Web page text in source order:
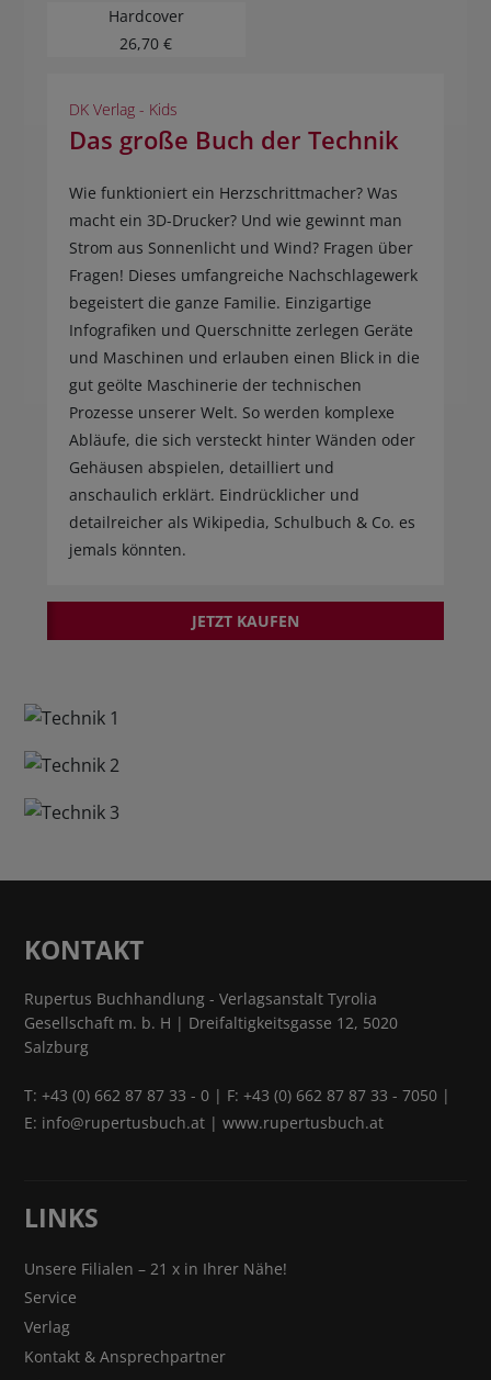
Hardcover
26,70 €
DK Verlag - Kids
Das große Buch der Technik
Wie funktioniert ein Herzschrittmacher? Was
macht ein 3D-Drucker? Und wie gewinnt man
Strom aus Sonnenlicht und Wind? Fragen über
Fragen! Dieses umfangreiche Nachschlagewerk
begeistert die ganze Familie. Einzigartige
Infografiken und Querschnitte zerlegen Geräte
und Maschinen und erlauben einen Blick in die
gut geölte Maschinerie der technischen
Prozesse unserer Welt. So werden komplexe
Abläufe, die sich versteckt hinter Wänden oder
Gehäusen abspielen, detailliert und
anschaulich erklärt. Eindrücklicher und
detailreicher als Wikipedia, Schulbuch & Co. es
jemals könnten.
JETZT KAUFEN
KONTAKT
Rupertus Buchhandlung - Verlagsanstalt Tyrolia
Gesellschaft m. b. H | Dreifaltigkeitsgasse 12, 5020
Salzburg
T:+43 (0) 662 87 87 33 - 0 | F: +43 (0) 662 87 87 33 - 7050 |
E: info@rupertusbuch.at |www.rupertusbuch.at
LINKS
Unsere Filialen – 21 x in Ihrer Nähe!
Service
Verlag
Kontakt & Ansprechpartner